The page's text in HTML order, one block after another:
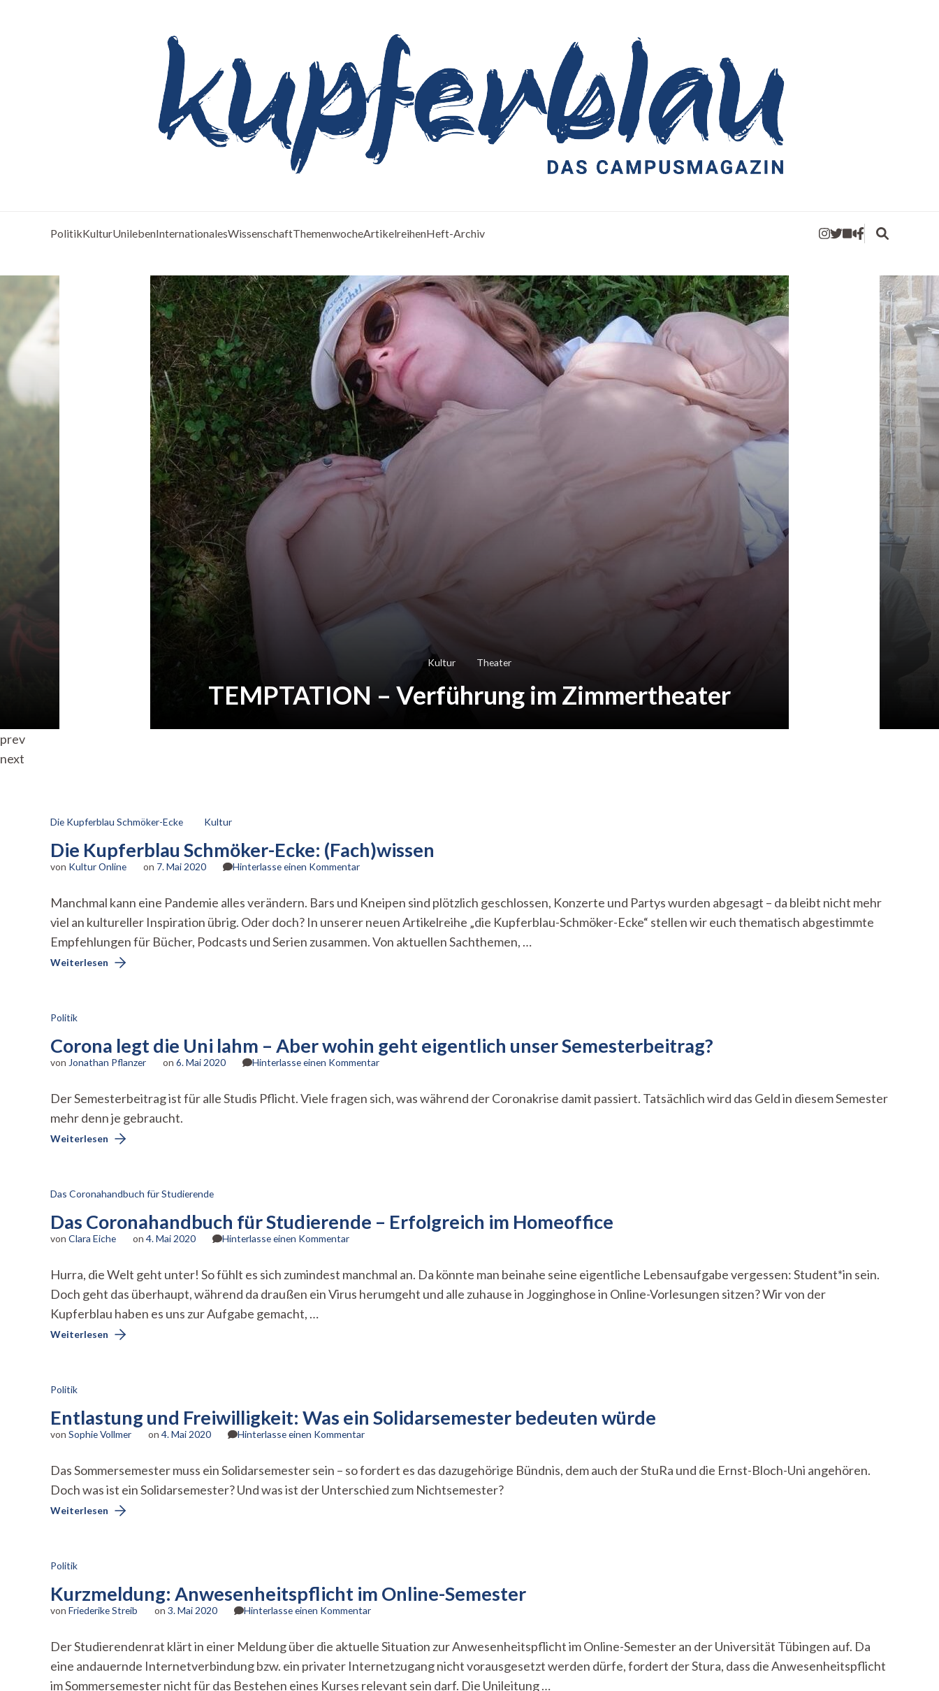
PolitikKulturUnilebenInternationalesWissenschaftThemenwocheArtikelreihenHeft-Archiv
Kultur Theater
TEMPTATION – Verführung im Zimmertheater
prev
next
Die Kupferblau Schmöker-Ecke Kultur
Die Kupferblau Schmöker-Ecke: (Fach)wissen
von Kultur Online on 7. Mai 2020 Hinterlasse einen Kommentarzu
Schmöker-
Ecke:
(Fach)wissen
Manchmal kann eine Pandemie alles verändern. Bars und Kneipen sind plötzlich geschlossen, Konzerte und Partys wurden abgesagt – da bleibt nicht mehr
viel an kultureller Inspiration übrig. Oder doch? In unserer neuen Artikelreihe „die Kupferblau-Schmöker-Ecke“ stellen wir euch thematisch abgestimmte
Empfehlungen für Bücher, Podcasts und Serien zusammen. Von aktuellen Sachthemen, …
Weiterlesen
Politik
Corona legt die Uni lahm – Aber wohin geht eigentlich unser Semesterbeitrag?
von Jonathan Pflanzer on 6. Mai 2020 Hinterlasse einen Kommentarzu
die
unser
Semesterbeitrag?
Der Semesterbeitrag ist für alle Studis Pflicht. Viele fragen sich, was während der Coronakrise damit passiert. Tatsächlich wird das Geld in diesem Semester
mehr denn je gebraucht.
Weiterlesen
Das Coronahandbuch für Studierende
Das Coronahandbuch für Studierende – Erfolgreich im Homeoffice
von Clara Eiche on 4. Mai 2020 Hinterlasse einen Kommentarzu
für
Studierende
Hurra, die Welt geht unter! So fühlt es sich zumindest manchmal an. Da könnte man beinahe seine eigentliche Lebensaufgabe vergessen: Student*in sein.
Doch geht das überhaupt, während da draußen ein Virus herumgeht und alle zuhause in Jogginghose in Online-Vorlesungen sitzen? Wir von der
Kupferblau haben es uns zur Aufgabe gemacht, …
Weiterlesen
Politik
Entlastung und Freiwilligkeit: Was ein Solidarsemester bedeuten würde
von Sophie Vollmer on 4. Mai 2020 Hinterlasse einen Kommentarzu
Freiwilligkeit:
Was
Das Sommersemester muss ein Solidarsemester sein – so fordert es das dazugehörige Bündnis, dem auch der StuRa und die Ernst-Bloch-Uni angehören.
Doch was ist ein Solidarsemester? Und was ist der Unterschied zum Nichtsemester?
Weiterlesen
Politik
Kurzmeldung: Anwesenheitspflicht im Online-Semester
von Friederike Streib on 3. Mai 2020 Hinterlasse einen Kommentarzu
im
Online-
Semester
Der Studierendenrat klärt in einer Meldung über die aktuelle Situation zur Anwesenheitspflicht im Online-Semester an der Universität Tübingen auf. Da
eine andauernde Internetverbindung bzw. ein privater Internetzugang nicht vorausgesetzt werden dürfe, fordert der Stura, dass die Anwesenheitspflicht
im Sommersemester nicht für das Bestehen eines Kurses relevant sein darf. Die Unileitung …